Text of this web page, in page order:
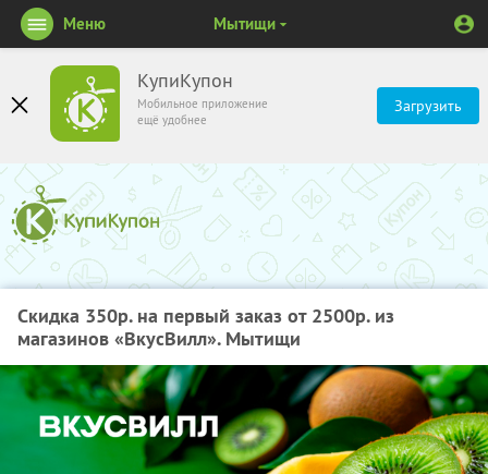
КупиКупон
Мобильное приложение
ещё удобнее
Загрузить
Меню Мытищи
Скидка 350р. на первый заказ от 2500р. из
магазинов «ВкусВилл». Мытищи